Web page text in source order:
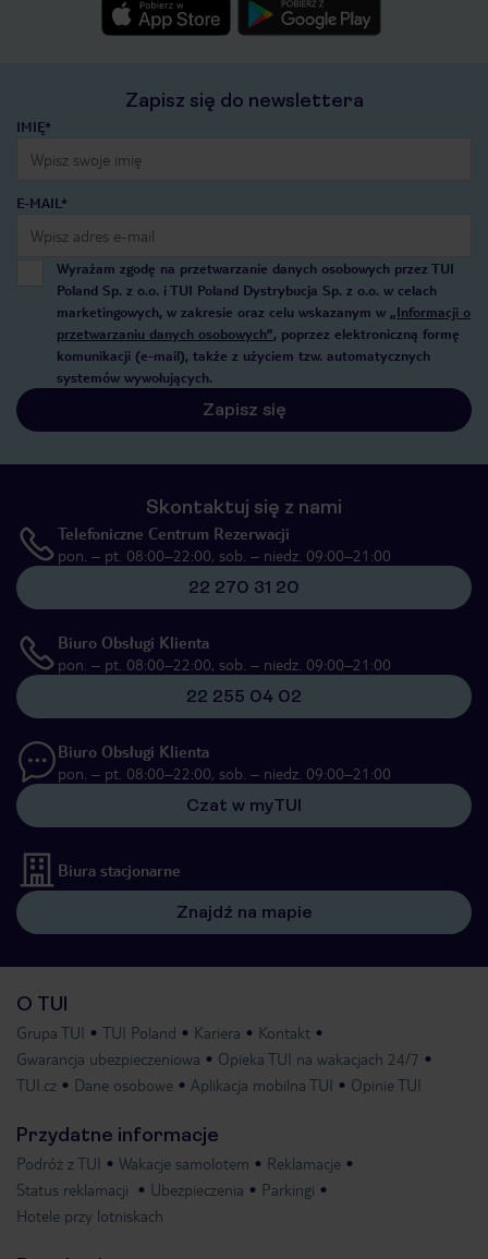
Zapisz się do newslettera
IMIĘ*
E-MAIL*
Wyrażam zgodę na przetwarzanie danych osobowych przez TUI
Poland Sp. z o.o. i TUI Poland Dystrybucja Sp. z o.o. w celach
marketingowych, w zakresie oraz celu wskazanym w „Informacji o
przetwarzaniu danych osobowych”, poprzez elektroniczną formę
komunikacji (e-mail), także z użyciem tzw. automatycznych
systemów wywołujących.
Zapisz się
Skontaktuj się z nami
Telefoniczne Centrum Rezerwacji
pon. – pt. 08:00–22:00, sob. – niedz. 09:00–21:00
22 270 31 20
Biuro Obsługi Klienta
pon. – pt. 08:00–22:00, sob. – niedz. 09:00–21:00
22 255 04 02
Biuro Obsługi Klienta
pon. – pt. 08:00–22:00, sob. – niedz. 09:00–21:00
Czat w myTUI
Biura stacjonarne
Znajdź na mapie
O TUI
Grupa TUI TUI Poland Kariera
Kontakt
Gwarancja ubezpieczeniowa
Opieka TUI na wakacjach 24/7
TUI.cz
Dane osobowe Aplikacja mobilna TUI Opinie TUI
Przydatne informacje
Podróż z TUI Wakacje samolotem
Reklamacje
Status reklamacji
Ubezpieczenia
Parkingi
Hotele przy lotniskach